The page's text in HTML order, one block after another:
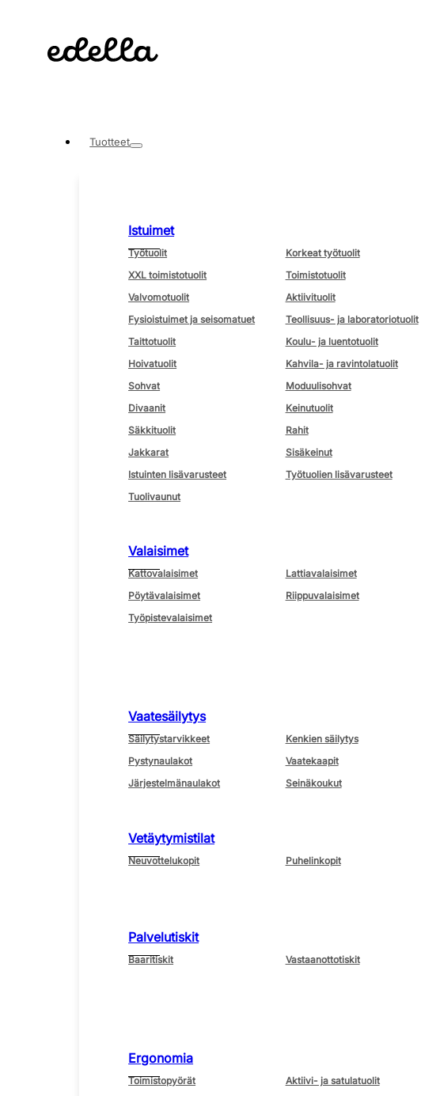
Tuotteet
Istuimet
Työtuolit Korkeat työtuolit
XXL toimistotuolit
Toimistotuolit
Valvomotuolit
Aktiivituolit
Fysioistuimet ja seisomatuet
Teollisuus- ja laboratoriotuolit
Taittotuolit
Koulu- ja luentotuolit
Hoivatuolit
Kahvila- ja ravintolatuolit
Sohvat
Moduulisohvat
Divaanit
Keinutuolit
Säkkituolit
Rahit
Jakkarat
Sisäkeinut
Istuinten lisävarusteet
Työtuolien lisävarusteet
Tuolivaunut
Valaisimet
Kattovalaisimet Lattiavalaisimet
Pöytävalaisimet
Riippuvalaisimet
Työpistevalaisimet
Vaatesäilytys
Säilytystarvikkeet Kenkien säilytys
Pystynaulakot
Vaatekaapit
Järjestelmänaulakot
Seinäkoukut
Vetäytymistilat
Neuvottelukopit Puhelinkopit
Palvelutiskit
Baaritiskit Vastaanottotiskit
Ergonomia
Toimistopyörät Aktiivi- ja satulatuolit